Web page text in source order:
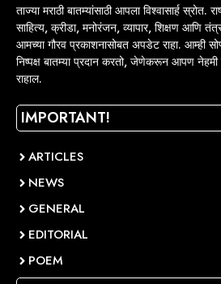
ताज्या मराठी बातम्यांसाठी आपला विश्वासार्ह स्रोत.
साहित्य, क्रीडा, मनोरंजन, व्यापार, शिक्षण आणि
आमच्या गौरव प्रकाशनासोबत अपडेट राहा. आम्ही
निष्पक्ष बातम्या प्रदान करतो, जेणेकरून आपण नेहमी
राहाल.
IMPORTANT!
ARTICLES
NEWS
GENERAL
EDITORIAL
POEM